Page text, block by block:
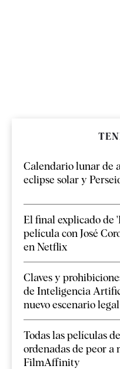
Calendario lunar de
eclipse solar y
El final explicado de
película con José
en Netflix
Claves y
de Inteligencia
nuevo escenario
Todas las películas
ordenadas de peor a
FilmAffinity